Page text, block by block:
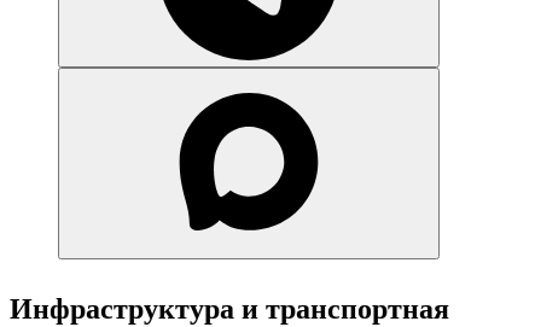
Инфраструктура и транспортная